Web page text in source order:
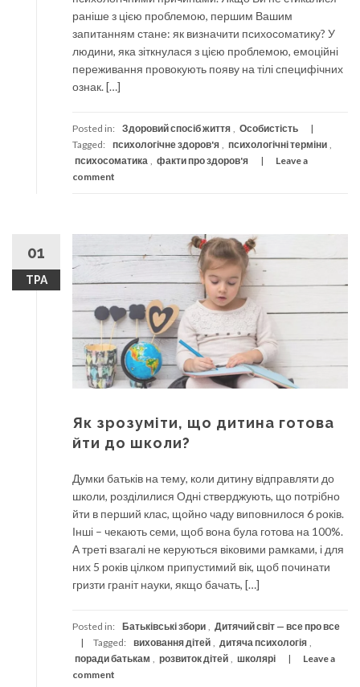
раніше з цією проблемою, першим Вашим
запитанням стане: як визначити психосоматику? У
людини, яка зіткнулася з цією проблемою, емоційні
переживання провокують появу на тілі специфічних
ознак. […]
Posted in: Здоровий спосіб життя , Особистість
Tagged:
психологічне здоров'я , психологічні терміни ,
психосоматика , факти про здоров'я
Leave a
comment
01
ТРА
Як зрозуміти, що дитина готова
йти до школи?
Думки батьків на тему, коли дитину відправляти до
школи, розділилися Одні стверджують, що потрібно
йти в перший клас, щойно чаду виповнилося 6 років.
Інші – чекають семи, щоб вона була готова на 100%.
А треті взагалі не керуються віковими рамками, і для
них 5 років цілком припустимий вік, щоб починати
гризти граніт науки, якщо бачать, […]
Posted in: Батьківські збори
Дитячий світ — все про все
Tagged:
виховання дітей дитяча психологія
поради батькам
розвиток дітей школярі
Leave a
comment